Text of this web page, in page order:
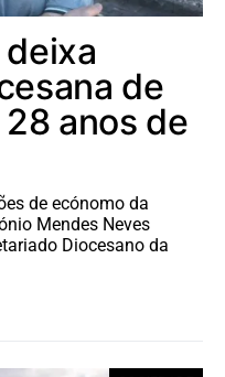
de
anos de
de ecónomo da
Mendes Neves
Diocesano da